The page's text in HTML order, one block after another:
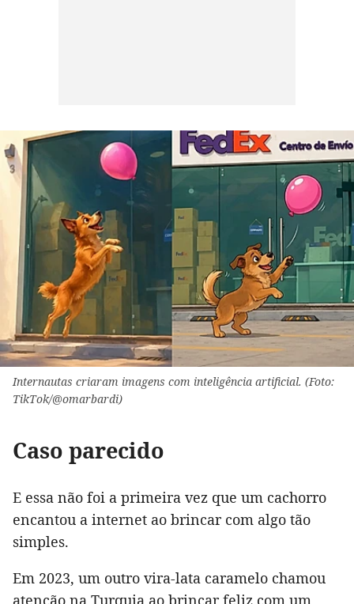
Internautas criaram imagens com inteligência artificial. (Foto:
TikTok/@omarbardi)
Caso parecido
E essa não foi a primeira vez que um cachorro
encantou a internet ao brincar com algo tão
simples.
Em 2023, um outro vira-lata caramelo chamou
atenção na Turquia ao brincar feliz com um